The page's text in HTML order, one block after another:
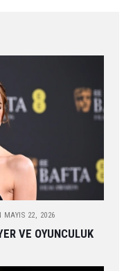
MAYIS 22, 2026
VE OYUNCULUK